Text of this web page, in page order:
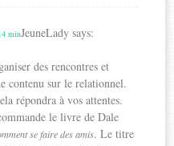
JeuneLady says:
min
des rencontres et
contenu sur le relationnel.
répondra à vos attentes.
le livre de Dale
se faire des amis. Le titre